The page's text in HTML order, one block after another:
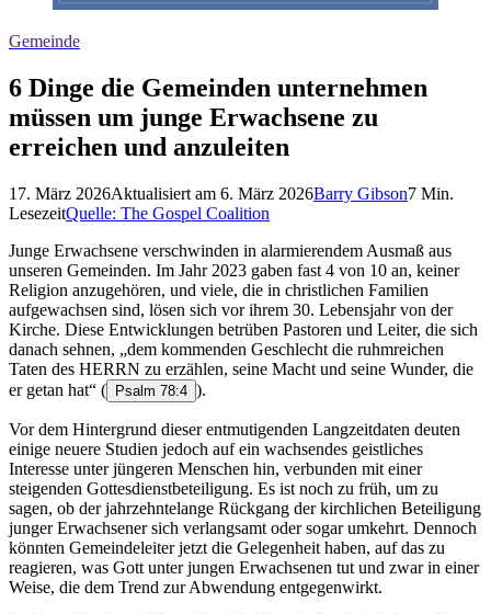
Gemeinde
6 Dinge die Gemeinden unternehmen
müssen um junge Erwachsene zu
erreichen und anzuleiten
17. März 2026Aktualisiert am 6. März 2026Barry Gibson7 Min.
LesezeitQuelle: The Gospel Coalition
Junge Erwachsene verschwinden in alarmierendem Ausmaß aus
unseren Gemeinden. Im Jahr 2023 gaben fast 4 von 10 an, keiner
Religion anzugehören, und viele, die in christlichen Familien
aufgewachsen sind, lösen sich vor ihrem 30. Lebensjahr von der
Kirche. Diese Entwicklungen betrüben Pastoren und Leiter, die sich
danach sehnen, „dem kommenden Geschlecht die ruhmreichen
Taten des HERRN zu erzählen, seine Macht und seine Wunder, die
er getan hat“ ( Psalm 78:4 ).
Vor dem Hintergrund dieser entmutigenden Langzeitdaten deuten
einige neuere Studien jedoch auf ein wachsendes geistliches
Interesse unter jüngeren Menschen hin, verbunden mit einer
steigenden Gottesdienstbeteiligung. Es ist noch zu früh, um zu
sagen, ob der jahrzehntelange Rückgang der kirchlichen Beteiligung
junger Erwachsener sich verlangsamt oder sogar umkehrt. Dennoch
könnten Gemeindeleiter jetzt die Gelegenheit haben, auf das zu
reagieren, was Gott unter jungen Erwachsenen tut und zwar in einer
Weise, die dem Trend zur Abwendung entgegenwirkt.